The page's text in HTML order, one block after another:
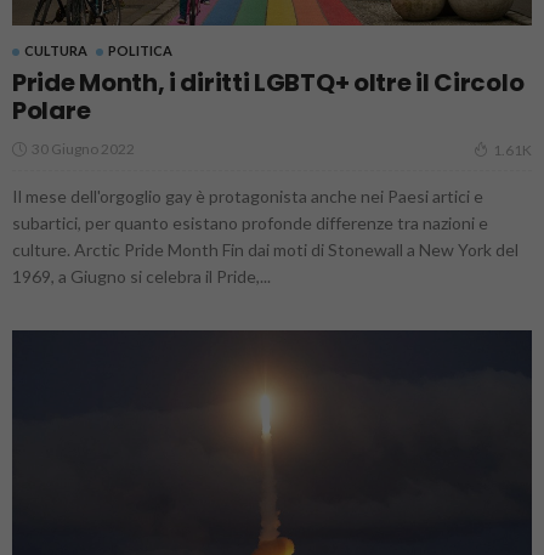
CULTURA POLITICA
Pride Month, i diritti LGBTQ+ oltre il Circolo
Polare
30 Giugno 2022 1.61K
Il mese dell'orgoglio gay è protagonista anche nei Paesi artici e
subartici, per quanto esistano profonde differenze tra nazioni e
culture. Arctic Pride Month Fin dai moti di Stonewall a New York del
1969, a Giugno si celebra il Pride,...